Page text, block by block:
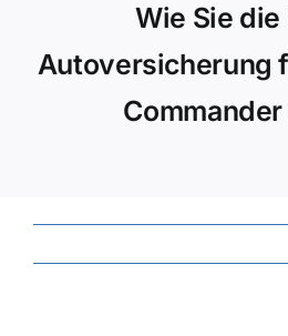
Motorradversicherung
Wie Sie
Autoversicherung